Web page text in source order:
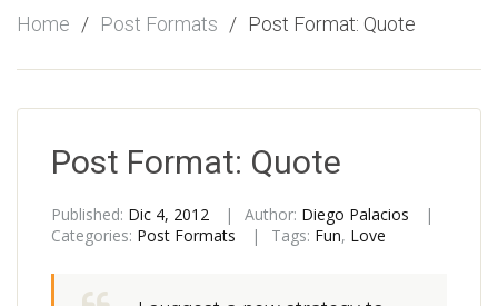
Home Post Formats Post Format: Quote
Post Format: Quote
Published: Dic 4, 2012 Author: Diego Palacios
Categories: Post Formats Tags: Fun, Love